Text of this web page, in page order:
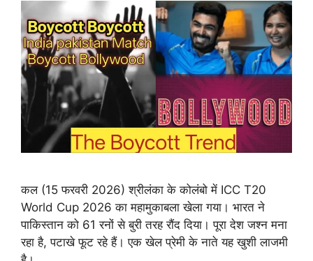
कल (15 फरवरी 2026) श्रीलंका के कोलंबो में ICC T20
World Cup 2026 का महामुकाबला खेला गया। भारत ने
पाकिस्तान को 61 रनों से बुरी तरह रौंद दिया। पूरा देश जश्न मना
रहा है, पटाखे फूट रहे हैं। एक खेल प्रेमी के नाते यह खुशी लाजमी